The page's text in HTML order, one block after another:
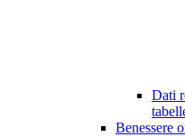
Dati
Benessere